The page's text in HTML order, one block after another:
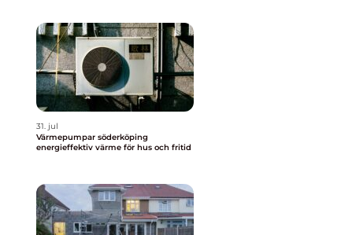
31. jul
Värmepumpar söderköping
energieffektiv värme för hus och fritid